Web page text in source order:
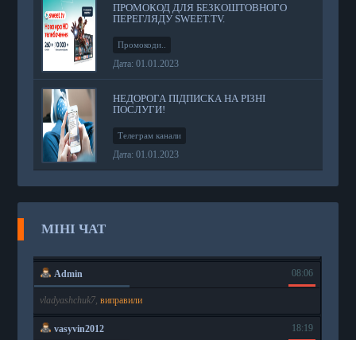
ПРОМОКОД ДЛЯ БЕЗКОШТОВНОГО
ПЕРЕГЛЯДУ SWEET.TV.
Промокоди..
Дата: 01.01.2023
НЕДОРОГА ПІДПИСКА НА РІЗНІ
ПОСЛУГИ!
Телеграм канали
Дата: 01.01.2023
МІНІ ЧАТ